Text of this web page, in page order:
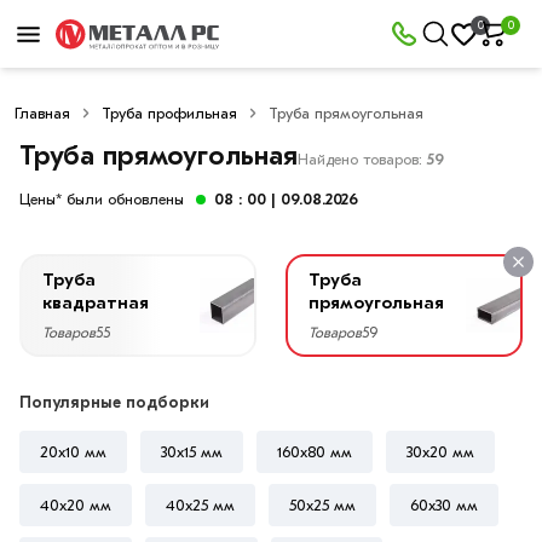
0 0
Главная Труба профильная Труба прямоугольная
Труба прямоугольнаяНайдено товаров: 59
Цены* были обновлены 08 : 00 | 09.08.2026
Труба
квадратная
Товаров55
Труба
прямоугольная
Товаров59
Популярные подборки
20x10 мм 30х15 мм 160х80 мм 30х20 мм
40х20 мм 40х25 мм 50х25 мм 60х30 мм
Фильтры
×
Со
скидкой
руб.
Высота,